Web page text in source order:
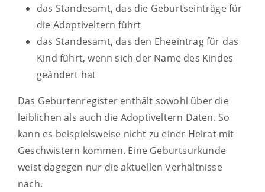
das Standesamt, das die Geburtseinträge für
die Adoptiveltern führt
das Standesamt, das den Eheeintrag für das
Kind führt, wenn sich der Name des Kindes
geändert hat
Das Geburtenregister enthält sowohl über die
leiblichen als auch die Adoptiveltern Daten. So
kann es beispielsweise nicht zu einer Heirat mit
Geschwistern kommen. Eine Geburtsurkunde
weist dagegen nur die aktuellen Verhältnisse
nach.